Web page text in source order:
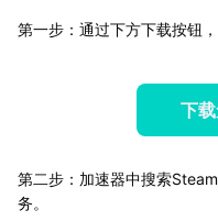
第一步：通过下方下载按钮
下
第二步：加速器中搜索
务。